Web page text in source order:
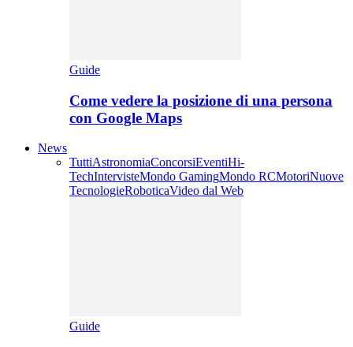
Guide
Come vedere la posizione di una persona
con Google Maps
News
TuttiAstronomiaConcorsiEventiHi-
TechIntervisteMondo GamingMondo RCMotoriNuove
TecnologieRoboticaVideo dal Web
Guide